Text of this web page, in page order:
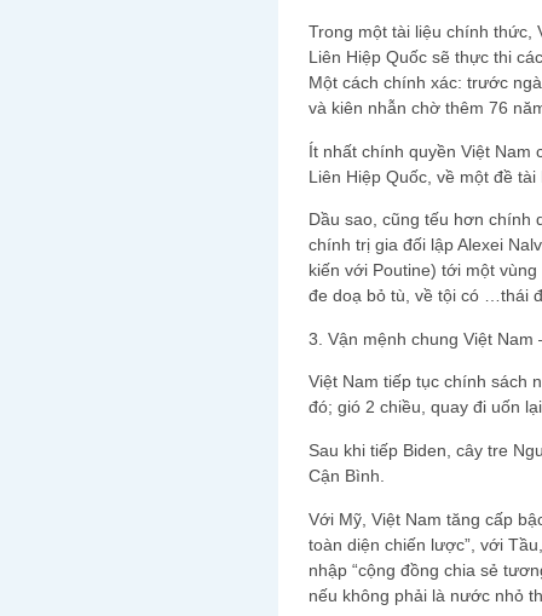
Trong một tài liệu chính thức,
Liên Hiệp Quốc sẽ thực thi
Một cách chính xác: trước
và kiên nhẫn chờ thêm 76
Ít nhất chính quyền Việt Nam
Liên Hiệp Quốc, về một đề
Dầu sao, cũng tếu hơn chính
chính trị gia đối lập Alexei
kiến với Poutine) tới một
đe doạ bỏ tù, về tội có …thái
3. Vận mệnh chung Việt Nam
Việt Nam tiếp tục chính sách
đó; gió 2 chiều, quay đi uốn
Sau khi tiếp Biden, cây tre
Cận Bình.
Với Mỹ, Việt Nam tăng cấp
toàn diện chiến lược”, với
nhập “cộng đồng chia sẻ
nếu không phải là nước nhỏ